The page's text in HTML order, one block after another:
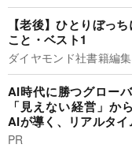
【老後】ひとりぼっ
こと・ベスト1
ダイヤモンド社書籍編
AI時代に勝つグロー
「見えない経営」か
AIが導く、リアルタ
PR